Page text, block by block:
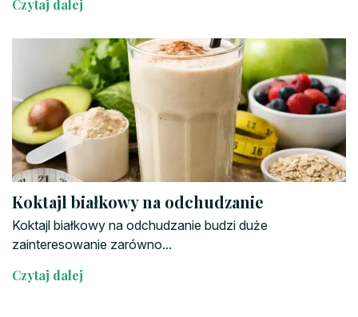
Czytaj dalej
Koktajl białkowy na odchudzanie
Koktajl białkowy na odchudzanie budzi duże
zainteresowanie zarówno...
Czytaj dalej